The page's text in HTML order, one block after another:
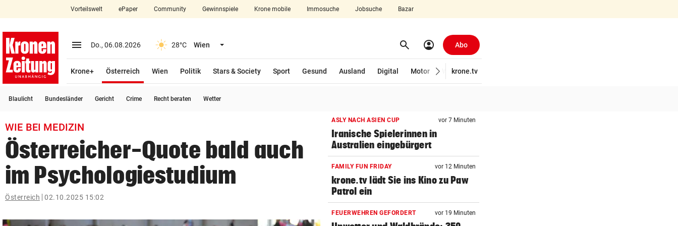
closeSchließen
account_circle Anmelden
arrow_right
bookmark
search
Suchbegriff
eingeben
Vorteilswelt ePaper Community Gewinnspiele Krone mobile Immosuche Jobsuche Bazar
menu Menü aufklappen
Do., 06.08.2026 28°C Wien Menü aufklappen search Suchen
account_circle Abo
Krone+ Österreich
Wien
Politik Stars & Society Sport Gesund Ausland Digital Motor Wirtschaft
krone.tv
Blaulicht Bundesländer Gericht Crime Recht beraten Wetter
WIE BEI MEDIZIN
Österreicher-Quote bald auch
im Psychologiestudium
Österreich 02.10.2025 15:02
ASLY NACH ASIEN CUP vor 7 Minuten
Iranische Spielerinnen in
Australien eingebürgert
FAMILY FUN FRIDAY vor 12 Minuten
krone.tv lädt Sie ins Kino zu Paw
Patrol ein
FEUERWEHREN GEFORDERT vor 19 Minuten